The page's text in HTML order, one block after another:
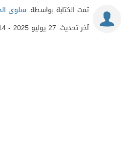
تمت الكتابة بواسطة:سلوى
آخر تحديث: 27 يوليو 2025 - 12:14م